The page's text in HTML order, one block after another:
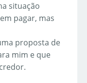
situação
pagar, mas
proposta de
mim e que